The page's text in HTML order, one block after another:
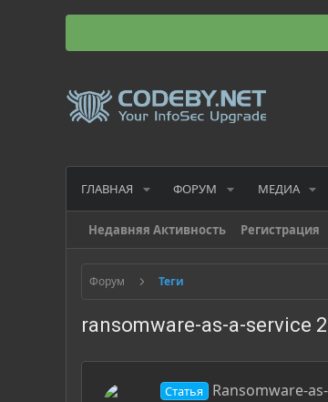
ГЛАВНАЯ ФОРУМ МЕДИА
Недавняя Активность Регистрация
Форум Теги
ransomware-as-a-service
Статья Ransomware-